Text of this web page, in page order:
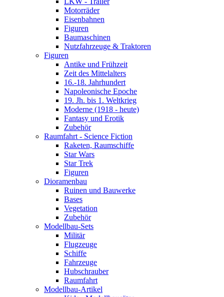
Motorräder
Eisenbahnen
Figuren
Baumaschinen
Nutzfahrzeuge & Traktoren
Figuren
Antike und Frühzeit
Zeit des Mittelalters
16.-18. Jahrhundert
Napoleonische Epoche
19. Jh. bis 1. Weltkrieg
Moderne (1918 - heute)
Fantasy und Erotik
Zubehör
Raumfahrt - Science Fiction
Raketen, Raumschiffe
Star Wars
Star Trek
Figuren
Dioramenbau
Ruinen und Bauwerke
Bases
Vegetation
Zubehör
Modellbau-Sets
Militär
Flugzeuge
Schiffe
Fahrzeuge
Hubschrauber
Raumfahrt
Modellbau-Artikel